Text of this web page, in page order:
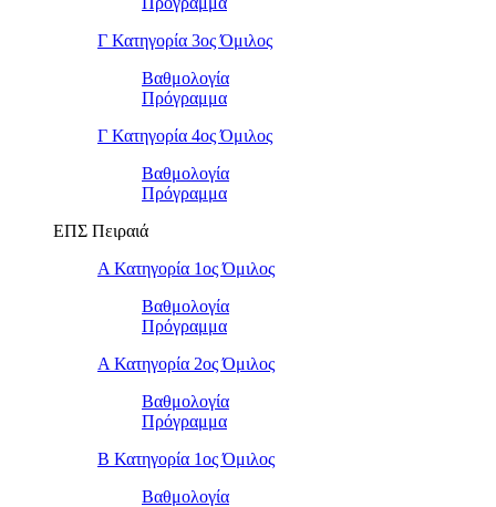
Γ Κατηγορία 3ος Όμιλος
Βαθμολογία
Πρόγραμμα
Γ Κατηγορία 4ος Όμιλος
Βαθμολογία
Πρόγραμμα
ΕΠΣ Πειραιά
Α Κατηγορία 1ος Όμιλος
Βαθμολογία
Πρόγραμμα
Α Κατηγορία 2ος Όμιλος
Βαθμολογία
Πρόγραμμα
Β Κατηγορία 1ος Όμιλος
Βαθμολογία